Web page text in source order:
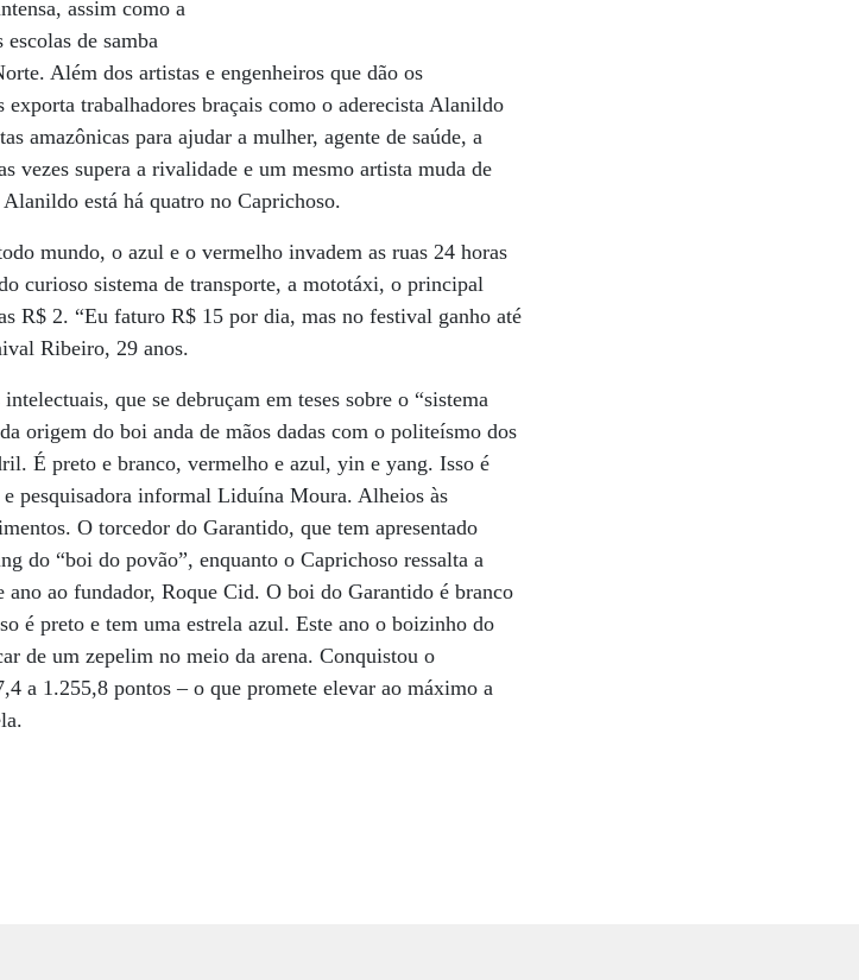
assim como a
de samba
Além dos artistas e engenheiros que dão os
trabalhadores braçais como o aderecista Alanildo
amazônicas para ajudar a mulher, agente de saúde, a
vezes supera a rivalidade e um mesmo artista muda de
está há quatro no Caprichoso.
mundo, o azul e o vermelho invadem as ruas 24 horas
curioso sistema de transporte, a mototáxi, o principal
R$ 2. “Eu faturo R$ 15 por dia, mas no festival ganho até
Ribeiro, 29 anos.
que se debruçam em teses sobre o “sistema
origem do boi anda de mãos dadas com o politeísmo dos
É preto e branco, vermelho e azul, yin e yang. Isso é
pesquisadora informal Liduína Moura. Alheios às
O torcedor do Garantido, que tem apresentado
do “boi do povão”, enquanto o Caprichoso ressalta a
ano ao fundador, Roque Cid. O boi do Garantido é branco
é preto e tem uma estrela azul. Este ano o boizinho do
de um zepelim no meio da arena. Conquistou o
a 1.255,8 pontos – o que promete elevar ao máximo a